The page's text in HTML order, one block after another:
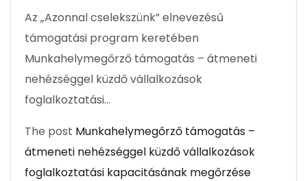
Az „Azonnal cselekszünk” elnevezésű
támogatási program keretében
Munkahelymegőrző támogatás – átmeneti
nehézséggel küzdő vállalkozások
foglalkoztatási…
The post Munkahelymegőrző támogatás –
átmeneti nehézséggel küzdő vállalkozások
foglalkoztatási kapacitásának megőrzése